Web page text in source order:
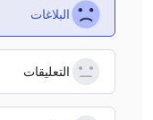
البلاغات
التعليقات